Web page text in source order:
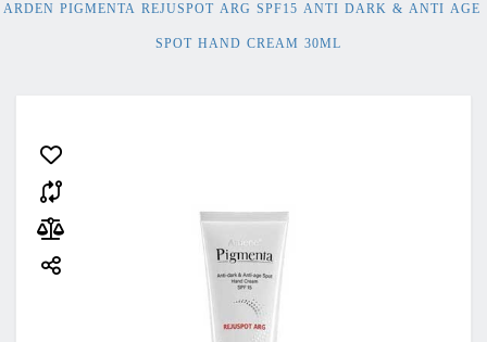
ARDEN PIGMENTA REJUSPOT ARG SPF15 ANTI DARK & ANTI AGE
SPOT HAND CREAM 30ML